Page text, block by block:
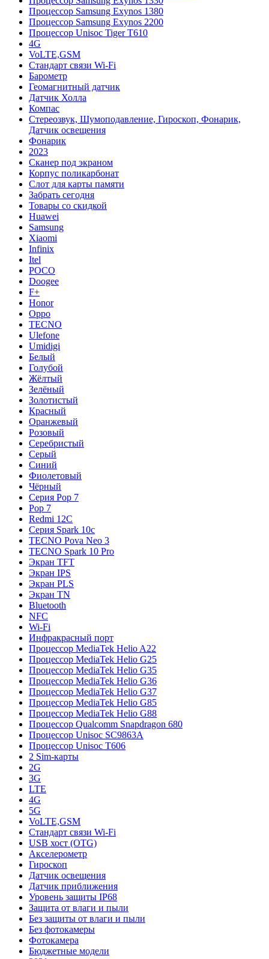
Процессор Samsung Exynos 1380
Процессор Samsung Exynos 2200
Процессор Unisoc Tiger T610
4G
VoLTE,GSM
Cтандарт связи Wi-Fi
Барометр
Геомагнитный датчик
Датчик Холла
Компас
Стереозвук, Шумоподавление, Гироскоп, Фонарик,
Датчик освещения
Фонарик
2023
Сканер под экраном
Корпус поликарбонат
Слот для карты памяти
Забрать сегодня
Товары со скидкой
Huawei
Samsung
Xiaomi
Infinix
Itel
POCO
Doogee
F+
Honor
Oppo
TECNO
Ulefone
Umidigi
Белый
Голубой
Жёлтый
Зелёный
Золотистый
Красный
Оранжевый
Розовый
Серебристый
Серый
Синий
Фиолетовый
Чёрный
Серия Pop 7
Pop 7
Redmi 12C
Серия Spark 10c
TECNO Pova Neo 3
TECNO Spark 10 Pro
Экран TFT
Экран IPS
Экран PLS
Экран TN
Bluetooth
NFC
Wi-Fi
Инфракрасный порт
Процессор MediaTek Helio A22
Процессор MediaTek Helio G25
Процессор MediaTek Helio G35
Процессор MediaTek Helio G36
Процессор MediaTek Helio G37
Процессор MediaTek Helio G85
Процессор MediaTek Helio G88
Процессор Qualcomm Snapdragon 680
Процессор Unisoc SC9863A
Процессор Unisoc T606
2 Sim-карты
2G
3G
LTE
4G
5G
VoLTE,GSM
Стандарт связи Wi-Fi
USB хост (OTG)
Акселерометр
Гироскоп
Датчик освещения
Датчик приближения
Уровень защиты IP68
Защита от влаги и пыли
Без защиты от влаги и пыли
Без фотокамеры
Фотокамера
Бюджетные модели